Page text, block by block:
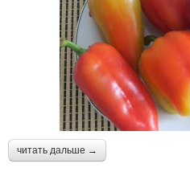
читать дальше →